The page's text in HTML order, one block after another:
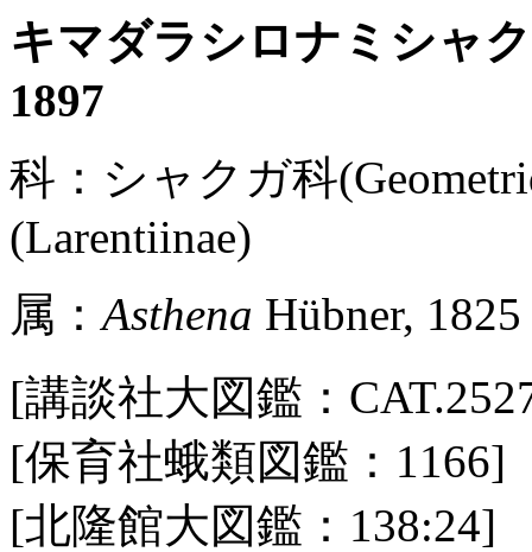
キマダラシロナミシャ
1897
科：シャクガ科
(Larentiinae)
属：Asthena Hübner, 1825
[講談社大図鑑：
[保育社蛾類図鑑：1166]
[北隆館大図鑑：138:24]